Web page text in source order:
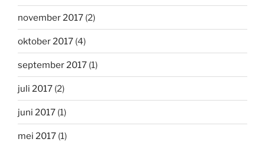
november 2017 (2)
oktober 2017 (4)
september 2017 (1)
juli 2017 (2)
juni 2017 (1)
mei 2017 (1)